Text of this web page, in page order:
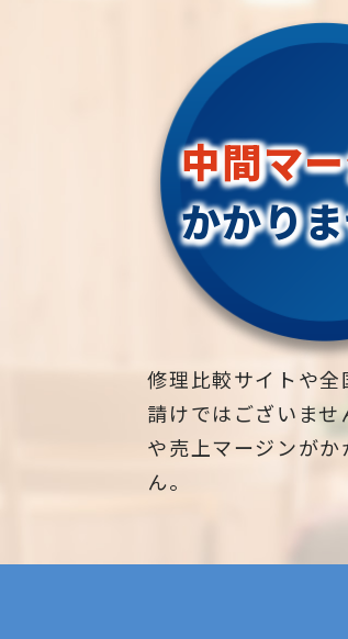
中間マ
かかり
修理比較サイトや全
請けではございませ
や売上マージンがか
ん。